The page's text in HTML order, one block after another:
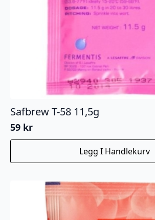
Safbrew T-58 11,5g
59 kr
Legg I Handlekurv